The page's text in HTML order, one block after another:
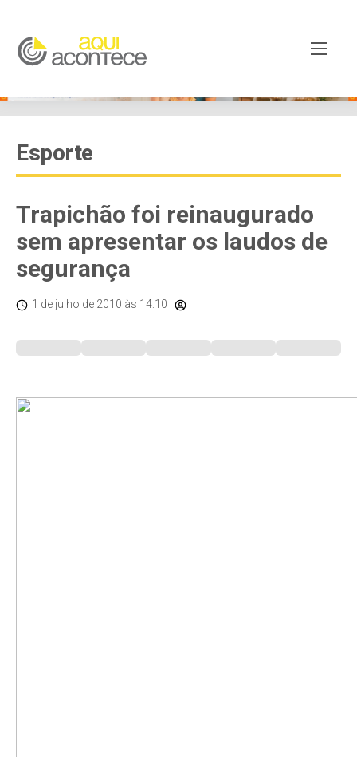
Esporte
Trapichão foi reinaugurado
sem apresentar os laudos de
segurança
1 de julho de 2010 às 14:10